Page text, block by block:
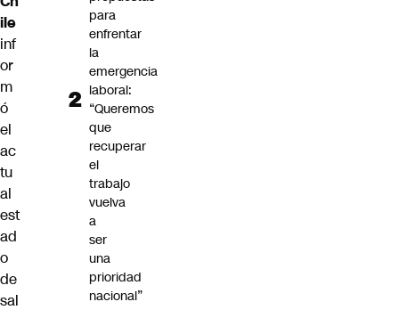
ile
inf
or
m
ó
el
ac
tu
al
est
ad
o
de
sal
para
enfrentar
la
emergencia
laboral:
“Queremos
que
recuperar
el
trabajo
vuelva
a
ser
una
prioridad
nacional”